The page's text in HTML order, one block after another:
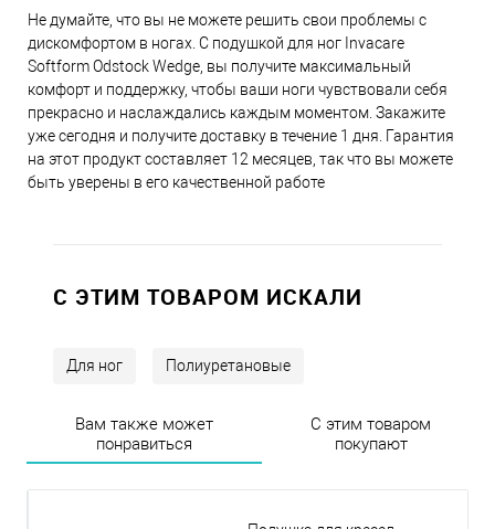
Не думайте, что вы не можете решить свои проблемы с
дискомфортом в ногах. С подушкой для ног Invacare
Softform Odstock Wedge, вы получите максимальный
комфорт и поддержку, чтобы ваши ноги чувствовали себя
прекрасно и наслаждались каждым моментом. Закажите
уже сегодня и получите доставку в течение 1 дня. Гарантия
на этот продукт составляет 12 месяцев, так что вы можете
быть уверены в его качественной работе
C ЭТИМ ТОВАРОМ ИСКАЛИ
Для ног Полиуретановые
Вам также может
понравиться
С этим товаром
покупают